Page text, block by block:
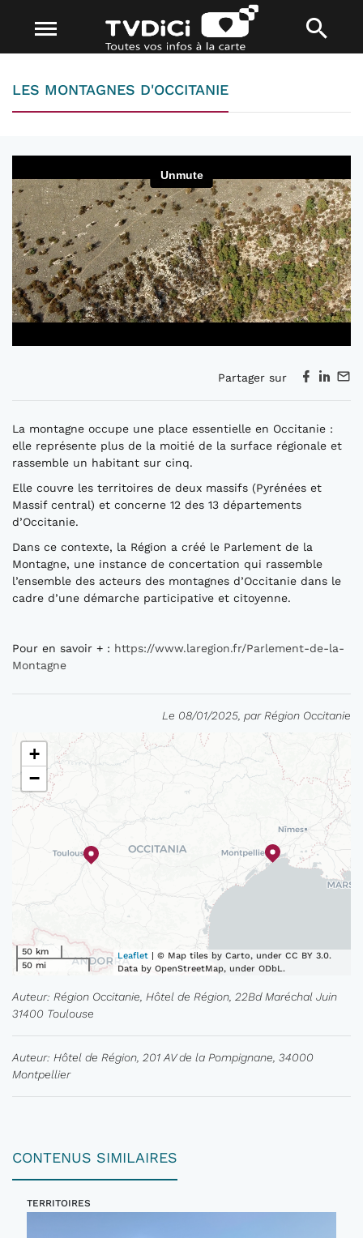
LES MONTAGNES D'OCCITANIE
Partager sur
La montagne occupe une place essentielle en Occitanie :
elle représente plus de la moitié de la surface régionale et
rassemble un habitant sur cinq.
Elle couvre les territoires de deux massifs (Pyrénées et
Massif central) et concerne 12 des 13 départements
d’Occitanie.
Dans ce contexte, la Région a créé le Parlement de la
Montagne, une instance de concertation qui rassemble
l’ensemble des acteurs des montagnes d’Occitanie dans le
cadre d’une démarche participative et citoyenne.
Pour en savoir + : https://www.laregion.fr/Parlement-de-la-
Montagne
Le 08/01/2025, par Région Occitanie
+
−
50 km
50 mi
Leaflet | © Map tiles by Carto, under CC BY 3.0.
Data by OpenStreetMap, under ODbL.
Auteur: Région Occitanie, Hôtel de Région, 22Bd Maréchal Juin
31400 Toulouse
Auteur: Hôtel de Région, 201 AV de la Pompignane, 34000
Montpellier
CONTENUS SIMILAIRES
TERRITOIRES